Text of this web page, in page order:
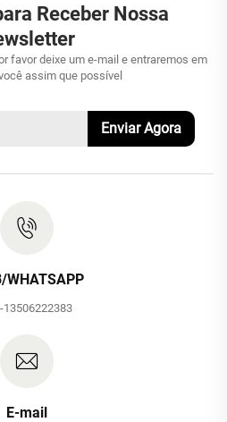
Receber Nossa
favor deixe um e-mail e entraremos em
assim que possível
Enviar Agora
WHATSAPP
13506222383
E-mail